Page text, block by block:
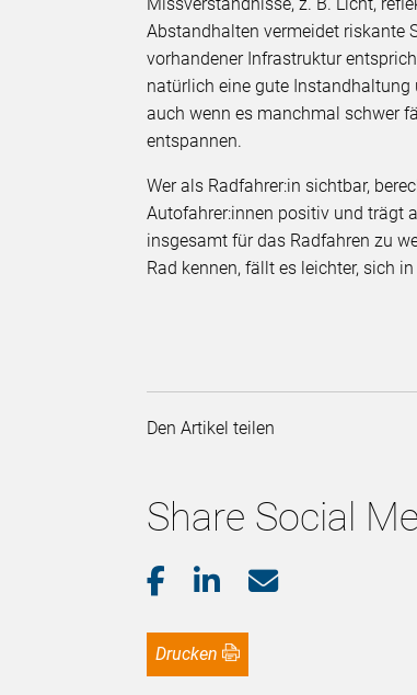
Missverständnisse, z. B. Licht,
Abstandhalten vermeidet riskante
vorhandener Infrastruktur
natürlich eine gute
auch wenn es manchmal schwer
entspannen.
Wer als Radfahrer:in sichtbar,
Autofahrer:innen positiv und trägt
insgesamt für das Radfahren zu
Rad kennen, fällt es leichter, sich
Den Artikel teilen
Share Social
Drucken